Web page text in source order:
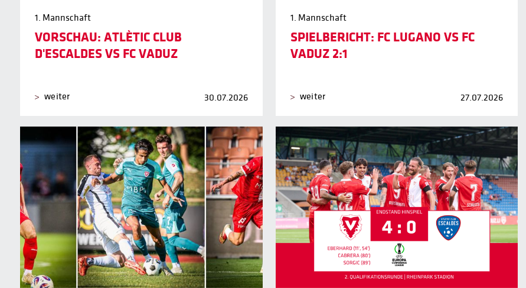
1. Mannschaft
VORSCHAU: ATLÈTIC CLUB
D'ESCALDES VS FC VADUZ
weiter 30.07.2026
1. Mannschaft
SPIELBERICHT: FC LUGANO VS FC
VADUZ 2:1
weiter 27.07.2026